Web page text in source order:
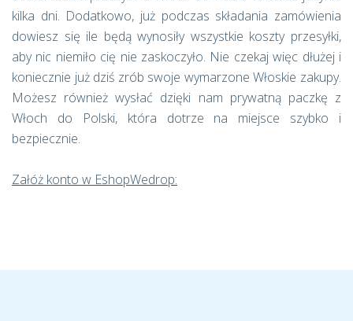
kilka dni. Dodatkowo, już podczas składania zamówienia
dowiesz się ile będą wynosiły wszystkie koszty przesyłki,
aby nic niemiło cię nie zaskoczyło. Nie czekaj więc dłużej i
koniecznie już dziś zrób swoje wymarzone Włoskie zakupy.
Możesz również wysłać dzięki nam prywatną paczkę z
Włoch do Polski, która dotrze na miejsce szybko i
bezpiecznie.
Załóż konto w EshopWedrop: